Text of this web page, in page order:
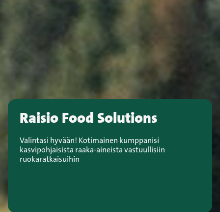
Raisio Food Solutions
Valintasi hyvään! Kotimainen kumppanisi
kasvipohjaisista raaka-aineista vastuullisiin
ruokaratkaisuihin